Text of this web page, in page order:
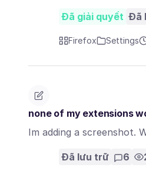
Đã giải quyết Đã
Firefox Settings
none of my extensions
Im adding a screenshot.
Đã lưu trữ 6